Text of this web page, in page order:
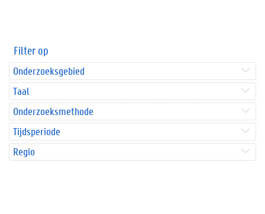
Filter op
Onderzoeksgebied
Taal
Onderzoeksmethode
Tijdsperiode
Regio